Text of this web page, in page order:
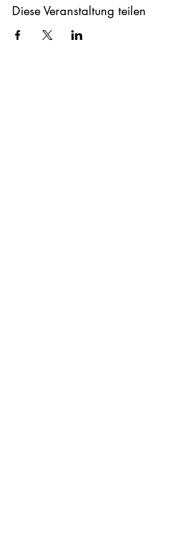
Diese Veranstaltung teilen